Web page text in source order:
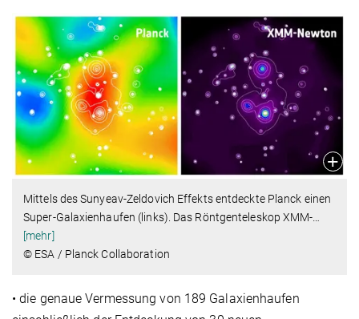
Mittels des Sunyeav-Zeldovich Effekts entdeckte Planck einen
Super-Galaxienhaufen (links). Das Röntgenteleskop XMM-
[mehr]
© ESA / Planck Collaboration
• die genaue Vermessung von 189 Galaxienhaufen